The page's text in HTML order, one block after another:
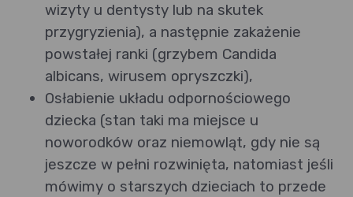
wizyty u dentysty lub na skutek
przygryzienia), a następnie zakażenie
powstałej ranki (grzybem Candida
albicans, wirusem opryszczki),
Osłabienie układu odpornościowego
dziecka (stan taki ma miejsce u
noworodków oraz niemowląt, gdy nie są
jeszcze w pełni rozwinięta, natomiast jeśli
mówimy o starszych dzieciach to przede